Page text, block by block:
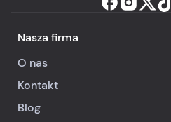
Nasza firma
O nas
Kontakt
Blog